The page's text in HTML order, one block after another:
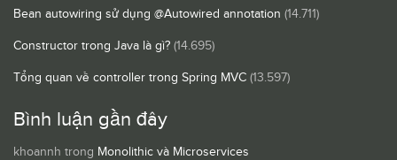
Bean autowiring sử dụng @Autowired annotation (14.711)
Constructor trong Java là gì? (14.695)
Tổng quan về controller trong Spring MVC (13.597)
Bình luận gần đây
khoannh trong Monolithic và Microservices